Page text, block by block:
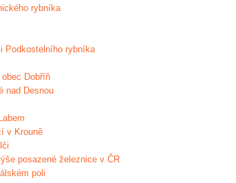
rybníka
Podkostelního rybníka
Dobříň
nad Desnou
v Krouně
posazené železnice v ČR
poli